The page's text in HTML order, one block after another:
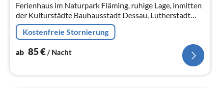
Ferienhaus im Naturpark Fläming, ruhige Lage, inmitten
der Kulturstädte Bauhausstadt Dessau, Lutherstadt
Wittenberg und Katharinastadt Zerbst
Kostenfreie Stornierung
ab 85€/ Nacht